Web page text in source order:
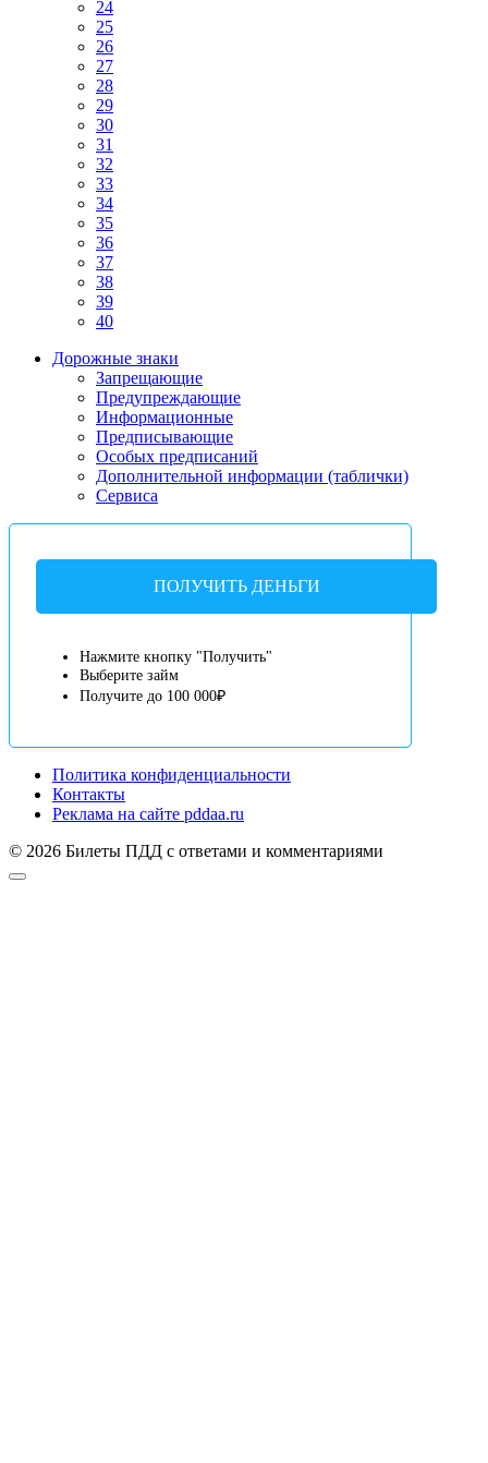
24
25
26
27
28
29
30
31
32
33
34
35
36
37
38
39
40
Дорожные знаки
Запрещающие
Предупреждающие
Информационные
Предписывающие
Особых предписаний
Дополнительной информации (таблички)
Сервиса
ПОЛУЧИТЬ ДЕНЬГИ
Нажмите кнопку "Получить"
Выберите займ
Получите до 100 000₽
Политика конфиденциальности
Контакты
Реклама на сайте pddaa.ru
© 2026 Билеты ПДД с ответами и комментариями